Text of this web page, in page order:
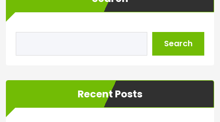
Search
Recent Posts